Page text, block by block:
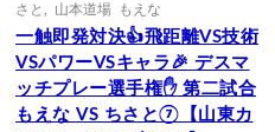
さと
山本道場 もえな
一触即発対決👍飛距離VS技術
VSパワーVSキャラ🎉 デスマ
ッチプレー選手権✋ 第二試合
もえな VS ちさと⑦【山東カ